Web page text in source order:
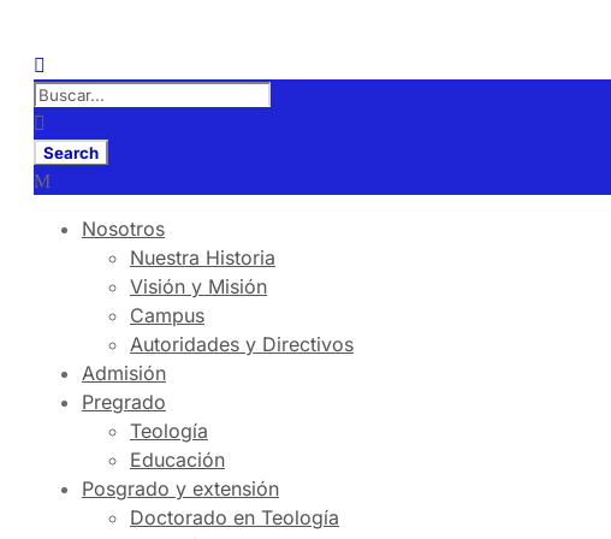
Nosotros
Nuestra Historia
Visión y Misión
Campus
Autoridades y Directivos
Admisión
Pregrado
Teología
Educación
Posgrado y extensión
Doctorado en Teología